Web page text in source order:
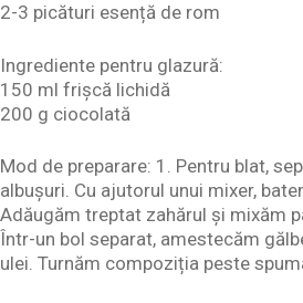
2-3 picături esență de rom
Ingrediente pentru glazură:
150 ml frișcă lichidă
200 g ciocolată
Mod de preparare: 1. Pentru blat,
albușuri. Cu ajutorul unui mixer,
Adăugăm treptat zahărul și mixăm
Într-un bol separat, amestecăm
ulei. Turnăm compoziția peste